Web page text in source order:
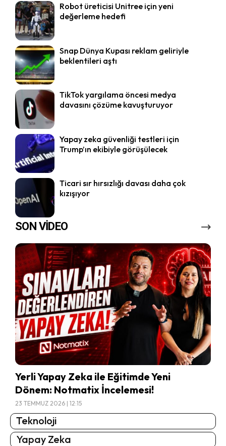
Robot üreticisi Unitree için yeni
değerleme hedefi
Snap Dünya Kupası reklam geliriyle
beklentileri aştı
TikTok yargılama öncesi medya
davasını çözüme kavuşturuyor
Yapay zeka güvenliği testleri için
Trump’ın ekibiyle görüşülecek
Ticari sır hırsızlığı davası daha çok
kızışıyor
SON VİDEO
Yerli Yapay Zeka ile Eğitimde Yeni
Dönem: Notmatix İncelemesi!
23 TEMMUZ 2026 | 12:15
Teknoloji
Yapay Zeka